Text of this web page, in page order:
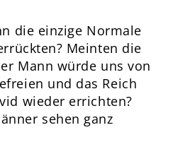
die einzige Normale
Meinten die
Mann würde uns von
und das Reich
wieder errichten?
sehen ganz